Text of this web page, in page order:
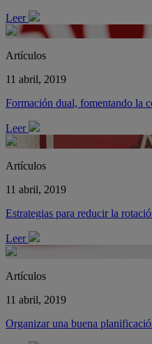
Leer
Artículos
11 abril, 2019
Formación dual, fomentando la
Leer
Artículos
11 abril, 2019
Estrategias para reducir la
Leer
Artículos
11 abril, 2019
Organizar una buena